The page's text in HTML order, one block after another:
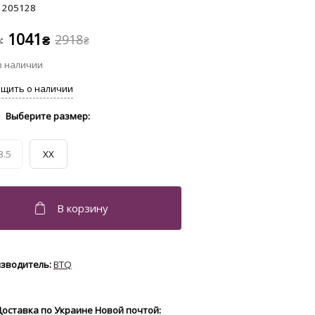
205128
2918₴
1041₴
XX
BTQ
по Украине Новой почтой: